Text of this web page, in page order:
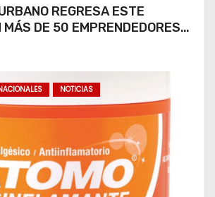
REGRESA ESTE
MÁS DE 50 EMPRENDEDORES
NOTICIAS